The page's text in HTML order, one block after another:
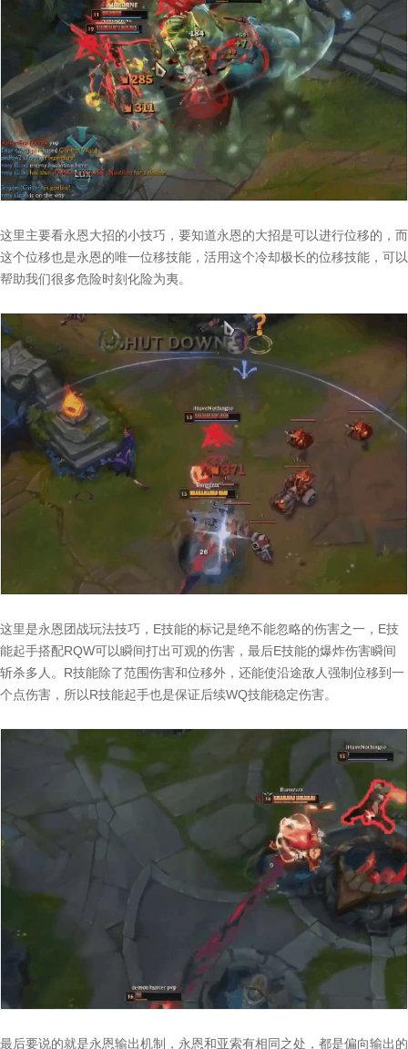
这里主要看永恩大招的小技巧，要知道永恩的大招是可以进行位移的，而
这个位移也是永恩的唯一位移技能，活用这个冷却极长的位移技能，可以
帮助我们很多危险时刻化险为夷。
这里是永恩团战玩法技巧，E技能的标记是绝不能忽略的伤害之一，E技
能起手搭配RQW可以瞬间打出可观的伤害，最后E技能的爆炸伤害瞬间
斩杀多人。R技能除了范围伤害和位移外，还能使沿途敌人强制位移到一
个点伤害，所以R技能起手也是保证后续WQ技能稳定伤害。
最后要说的就是永恩输出机制，永恩和亚索有相同之处，都是偏向输出的